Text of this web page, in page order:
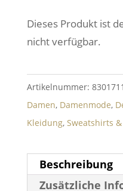
Dieses Produkt ist
nicht verfügbar.
Artikelnummer:
Damen, Damenmode,
Kleidung, Sweatshirts
Beschreibung
Zusätzliche